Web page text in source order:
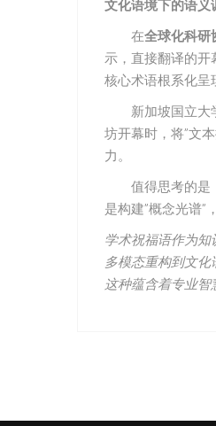
文化语境下的语义
在全球化科研
示，直接翻译的开
核心术语根系化呈
新加坡国立大
坊开幕时，将”文
力。
值得思考的是
是构建”概念光谱”
学术祝福语作为
多模态重构到文化
这种蕴含着专业智